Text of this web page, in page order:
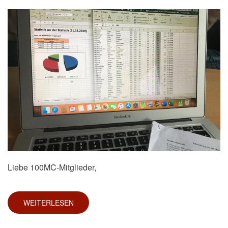
Liebe 100MC-Mitglieder,
WEITERLESEN ÜBER
VERÖFFENTLICHUNG
HALBJAHRESSTATISTIK